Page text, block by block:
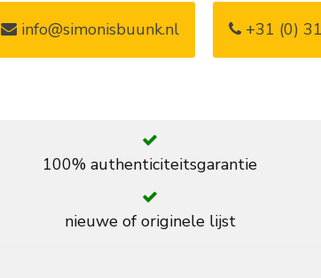
info@simonisbuunk.nl +31 (0)
100% authenticiteitsgarantie
nieuwe of originele lijst